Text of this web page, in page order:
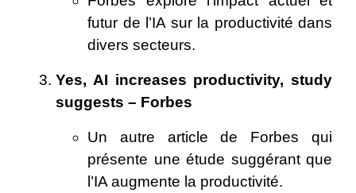
futur de l’IA sur la productivité dans
divers secteurs.
Yes, AI increases productivity, study
suggests – Forbes
Un autre article de Forbes qui
présente une étude suggérant que
l’IA augmente la productivité.